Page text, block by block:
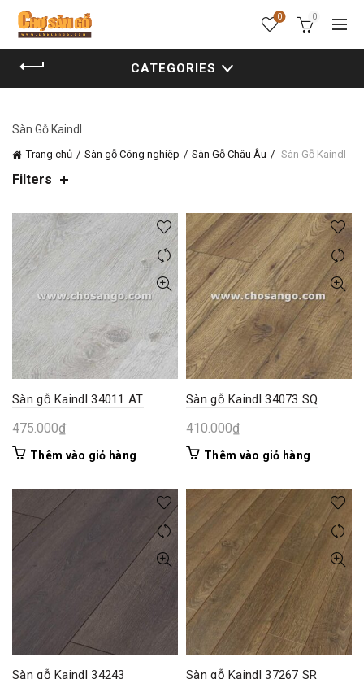
0 0
CATEGORIES
Sàn Gỗ Kaindl
Trang chủ Sàn gỗ Công nghiệp Sàn Gỗ Châu Âu Sàn Gỗ Kaindl
Filters
Sàn gỗ Kaindl 34011 AT
475.000₫
Thêm vào giỏ hàng
Sàn gỗ Kaindl 34073 SQ
410.000₫
Thêm vào giỏ hàng
Sàn gỗ Kaindl 34243 Sàn gỗ Kaindl 37267 SR